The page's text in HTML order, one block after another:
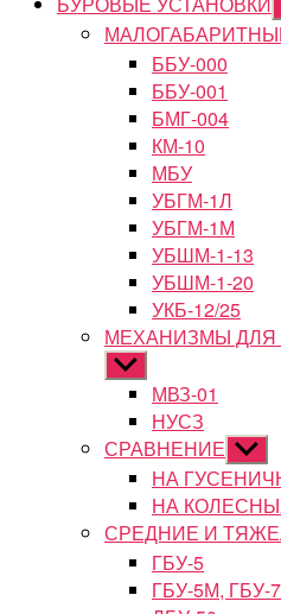
ББУ-000
ББУ-001
БМГ-004
КМ-10
МБУ
УБГМ-1Л
УБГМ-1М
УБШМ-1-13
УБШМ-1-20
УКБ-12/25
МЕХАНИЗМЫ ДЛЯ
Показывать
подменюМВЗ-01
НУСЗ
СРАВНЕНИЕ
НА
НА
СРЕДНИЕ И
ГБУ-5
ГБУ-5М, ГБУ-